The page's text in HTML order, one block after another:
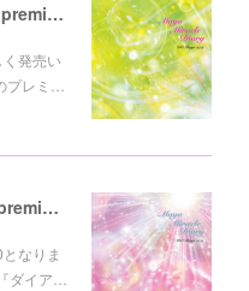
マヤミラクルダイアリーNo.21 『premium』先行予約受付
発売い
プレミ…
マヤミラクルダイアリーNo.20『premium』発売！ 先行予約受付開始！
なりま
ダイア…